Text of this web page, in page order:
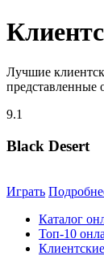
Лучшие
представленные
9.1
Black Desert
Играть
Каталог
Топ-10